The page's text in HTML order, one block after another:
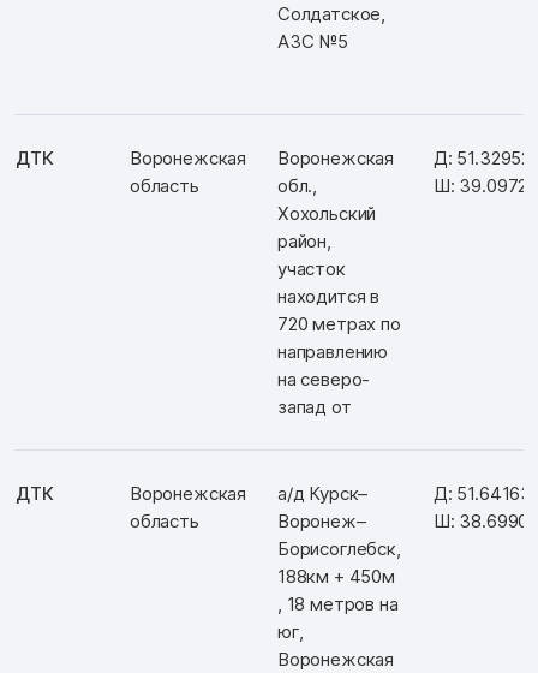
Солдатское,
АЗС №5
ДТК
Воронежская
область
Воронежская
обл.,
Хохольский
район,
участок
находится в
720 метрах по
направлению
на северо-
запад от
Д:
Ш:
ДТК
Воронежская
область
а/д Курск–
Воронеж–
Борисоглебск,
188км + 450м
, 18 метров на
юг,
Воронежская
Д:
Ш: